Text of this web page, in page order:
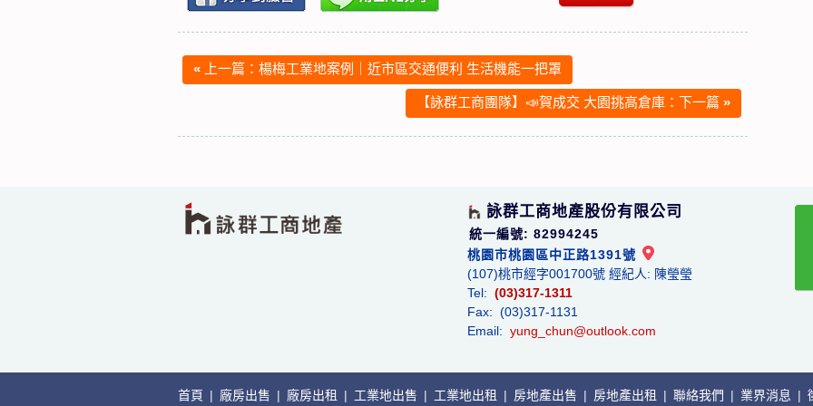
« 上一篇：楊梅工業地案例｜近市區交通便利 生活機能一把罩
【詠群工商團隊】📣賀成交 大園挑高倉庫：下一篇 »
詠群工商地產股份有限公司
統一編號: 82994245
桃園市桃園區中正路1391號
(107)桃市經字001700號 經紀人: 陳瑩瑩
Tel: (03)317-1311
Fax: (03)317-1131
Email: yung_chun@outlook.com
首頁 | 廠房出售 | 廠房出租 | 工業地出售 | 工業地出租 | 房地產出售 | 房地產出租 | 聯絡我們 | 業界消息 |